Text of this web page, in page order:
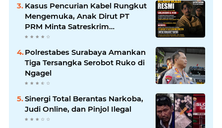
Sampaikan Ucapan Selamat
Kasus Pencurian Kabel Rungkut
Mengemuka, Anak Dirut PT
PRM Minta Satreskrim
Polrestabes Surabaya Usut
Polrestabes Surabaya Amankan
Tiga Tersangka Serobot Ruko di
Ngagel
Sinergi Total Berantas Narkoba,
Judi Online, dan Pinjol Ilegal